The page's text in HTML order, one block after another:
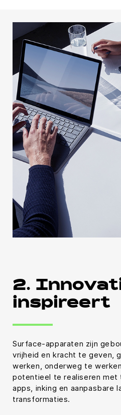
2.
inspireert
Surface-apparaten zijn
vrijheid en kracht te geven,
werken, onderweg te
potentieel te realiseren met
apps, inking en aanpasbare
transformaties.